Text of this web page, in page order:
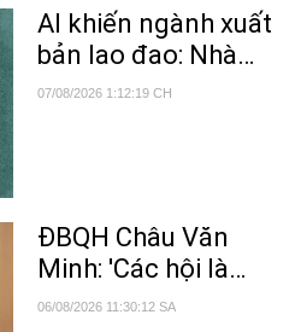
AI khiến ngành xuất
bản lao đao: Nhà
văn bị nghi ngờ, độc
07/08/2026 1:12:19 CH
ĐBQH Châu Văn
Minh: 'Các hội là
nguồn lực quan
06/08/2026 11:30:12 SA